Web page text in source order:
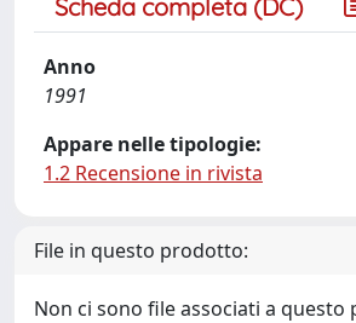
Scheda completa (DC)
Anno
1991
Appare nelle tipologie:
1.2 Recensione in rivista
File in questo prodotto:
Non ci sono file associati a questo